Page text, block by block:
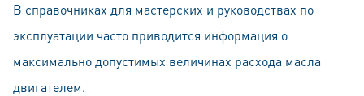
В справочниках для мастерских и руководствах по
эксплуатации часто приводится информация о
максимально допустимых величинах расхода масла
двигателем.